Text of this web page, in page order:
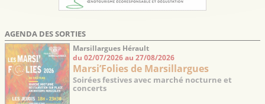
AGENDA DES SORTIES
Marsillargues Hérault
du 02/07/2026 au 27/08/2026
Marsi’Folies de Marsillargues
Soirées festives avec marché nocturne et
concerts